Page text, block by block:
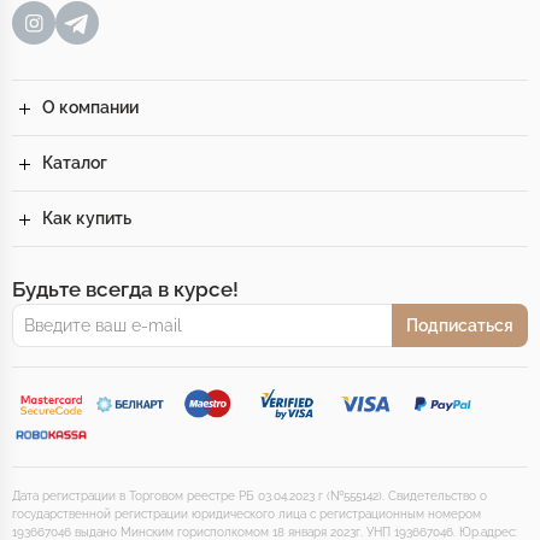
О компании
Каталог
Как купить
Будьте всегда в курсе!
Подписаться
Дата регистрации в Торговом реестре РБ 03.04.2023 г (№555142). Свидетельство о
государственной регистрации юридического лица с регистрационным номером
193667046 выдано Минским горисполкомом 18 января 2023г. УНП 193667046. Юр.адрес: